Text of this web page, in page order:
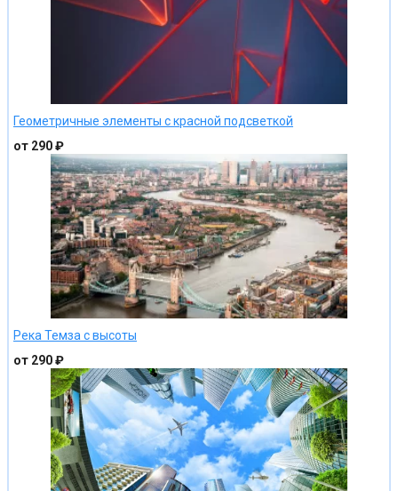
Геометричные элементы с красной подсветкой
от 290 ₽
Река Темза с высоты
от 290 ₽